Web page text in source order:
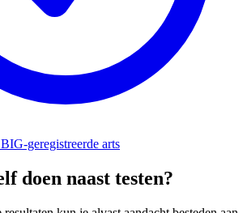
geregistreerde arts
doen naast testen?